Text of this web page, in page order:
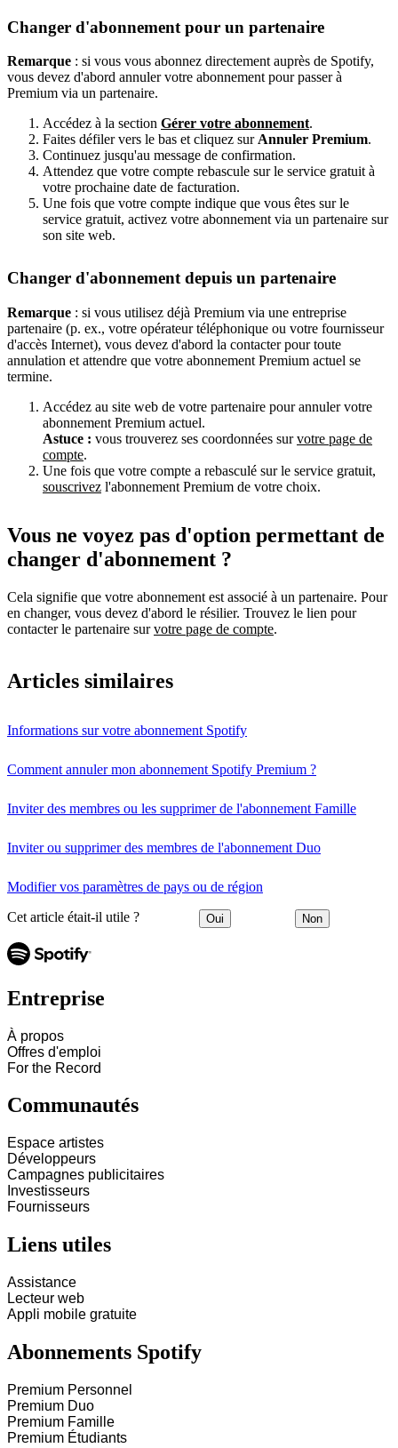
Changer d'abonnement pour un partenaire
Remarque : si vous vous abonnez directement auprès de Spotify,
vous devez d'abord annuler votre abonnement pour passer à
Premium via un partenaire.
Accédez à la section Gérer votre abonnement.
Faites défiler vers le bas et cliquez sur Annuler Premium.
Continuez jusqu'au message de confirmation.
Attendez que votre compte rebascule sur le service gratuit à
votre prochaine date de facturation.
Une fois que votre compte indique que vous êtes sur le
service gratuit, activez votre abonnement via un partenaire sur
son site web.
Changer d'abonnement depuis un partenaire
Remarque : si vous utilisez déjà Premium via une entreprise
partenaire (p. ex., votre opérateur téléphonique ou votre fournisseur
d'accès Internet), vous devez d'abord la contacter pour toute
annulation et attendre que votre abonnement Premium actuel se
termine.
Accédez au site web de votre partenaire pour annuler votre
abonnement Premium actuel.
Astuce : vous trouverez ses coordonnées survotre page de
compte.
Une fois que votre compte a rebasculé sur le service gratuit,
souscrivez l'abonnement Premium de votre choix.
Vous ne voyez pas d'option permettant de
changer d'abonnement ?
Cela signifie que votre abonnement est associé à un partenaire. Pour
en changer, vous devez d'abord le résilier. Trouvez le lien pour
contacter le partenaire survotre page de compte.
Articles similaires
Informations sur votre abonnement Spotify
Comment annuler mon abonnement Spotify Premium ?
Inviter des membres ou les supprimer de l'abonnement Famille
Inviter ou supprimer des membres de l'abonnement Duo
Modifier vos paramètres de pays ou de région
Cet article était-il utile ? Oui Non
Entreprise
À propos
Offres d'emploi
For the Record
Communautés
Espace artistes
Développeurs
Campagnes publicitaires
Investisseurs
Fournisseurs
Liens utiles
Assistance
Lecteur web
Appli mobile gratuite
Abonnements Spotify
Premium Personnel
Premium Duo
Premium Famille
Premium Étudiants